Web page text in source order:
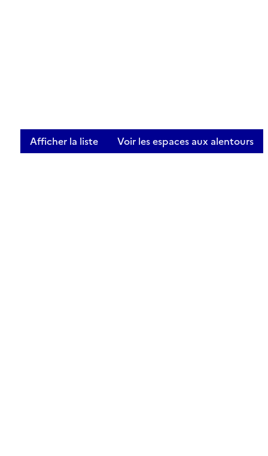
Afficher la liste Voir les espaces aux alentours